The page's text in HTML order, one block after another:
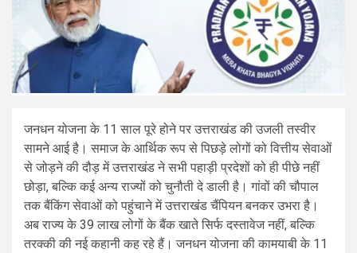
जनधन योजना के 11 साल पूरे होने पर उत्तराखंड की उजली तस्वीर
सामने आई है। समाज के आर्थिक रूप से पिछड़े लोगों को वित्तीय सेवाओं
से जोड़ने की दौड़ में उत्तराखंड ने सभी पहाड़ी प्रदेशों को ही पीछे नहीं
छोड़ा, बल्कि कई अन्य राज्यों को चुनौती दे डाली है। गांवों की चौपाल
तक बैंकिंग सेवाओं को पहुंचाने में उत्तराखंड चैंपियन बनकर उभरा है।
अब राज्य के 39 लाख लोगों के बैंक खाते सिर्फ दस्तावेज नहीं, बल्कि
तरक्की की नई कहानी कह रहे हैं। जनधन योजना की कामयाबी के 11